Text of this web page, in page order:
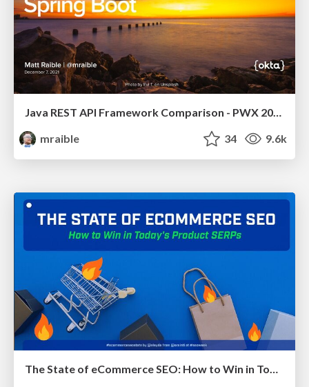
Java REST API Framework Comparison - PWX 2021
mraible
34 9.6k
The State of eCommerce SEO: How to Win in Today's Products SERPs - #SEOweek